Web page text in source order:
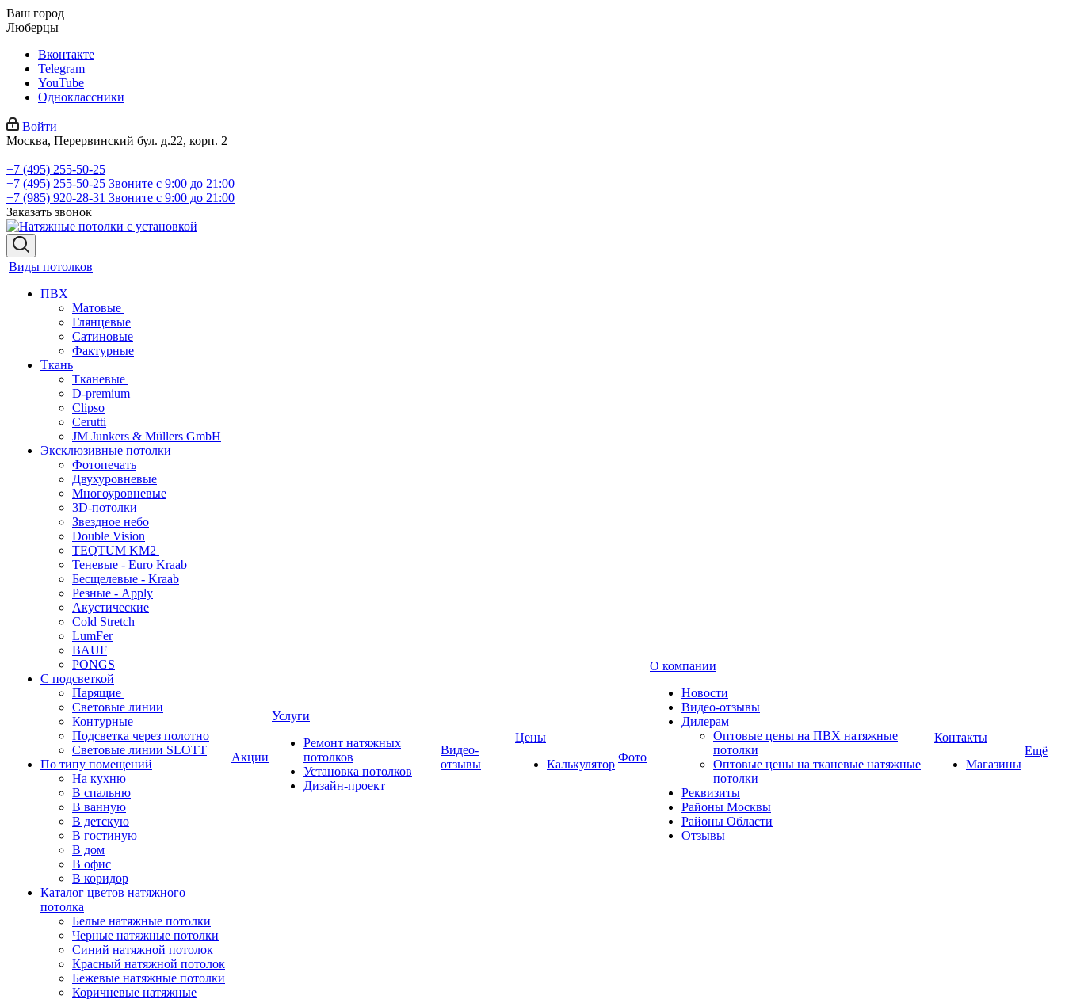
Ваш город
Люберцы
Вконтакте
Telegram
YouTube
Одноклассники
Войти
Москва, Перервинский бул. д.22, корп. 2
+7 (495) 255-50-25
+7 (495) 255-50-25 Звоните с 9:00 до 21:00
+7 (985) 920-28-31 Звоните с 9:00 до 21:00
Заказать звонок
Виды потолков
ПВХ
Матовые
Глянцевые
Сатиновые
Фактурные
Ткань
Тканевые
D-premium
Clipso
Cerutti
JM Junkers & Müllers GmbH
Эксклюзивные потолки
Фотопечать
Двухуровневые
Многоуровневые
3D-потолки
Звездное небо
Double Vision
TEQTUM KM2
Теневые - Euro Kraab
Бесщелевые - Kraab
Резные - Apply
Акустические
Cold Stretch
LumFer
BAUF
PONGS
С подсветкой
Парящие
Световые линии
Контурные
Подсветка через полотно
Световые линии SLOTT
По типу помещений
На кухню
В спальню
В ванную
В детскую
В гостиную
В дом
В офис
В коридор
Каталог цветов натяжного
потолка
Белые натяжные потолки
Черные натяжные потолки
Синий натяжной потолок
Красный натяжной потолок
Бежевые натяжные потолки
Коричневые натяжные
Акции
Услуги
Ремонт натяжных
потолков
Установка потолков
Дизайн-проект
Видео-
отзывы
Цены
Калькулятор
Фото
О компании
Новости
Видео-отзывы
Дилерам
Оптовые цены на ПВХ натяжные
потолки
Оптовые цены на тканевые натяжные
потолки
Реквизиты
Районы Москвы
Районы Области
Отзывы
Контакты
Магазины
Ещё